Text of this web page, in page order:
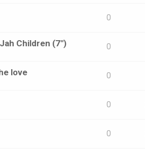
0
Children (7") 0
love 0
0
0